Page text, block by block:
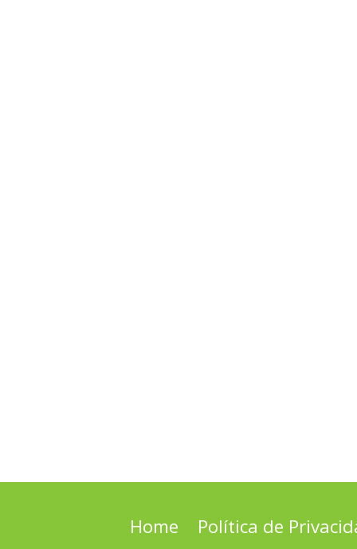
Home Política de